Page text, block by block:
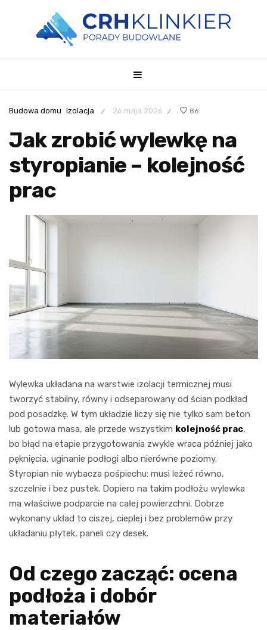
Budowa domu Izolacja / 26 maja 2026 / 86
Jak zrobić wylewkę na
styropianie – kolejność
prac
Wylewka układana na warstwie izolacji termicznej musi
tworzyć stabilny, równy i odseparowany od ścian podkład
pod posadzkę. W tym układzie liczy się nie tylko sam beton
lub gotowa masa, ale przede wszystkim kolejność prac,
bo błąd na etapie przygotowania zwykle wraca później jako
pęknięcia, uginanie podłogi albo nierówne poziomy.
Styropian nie wybacza pośpiechu: musi leżeć równo,
szczelnie i bez pustek. Dopiero na takim podłożu wylewka
ma właściwe podparcie na całej powierzchni. Dobrze
wykonany układ to ciszej, cieplej i bez problemów przy
układaniu płytek, paneli czy desek.
Od czego zacząć: ocena
podłoża i dobór
materiałów